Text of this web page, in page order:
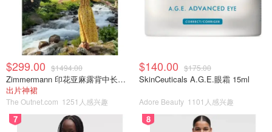
$299.00 $1494.00
Zimmermann 印花亚麻露背中长连衣裙
出片神裙
The Outnet.com 1251人感兴趣
$140.00 $175.00
SkinCeuticals A.G.E.眼霜 15ml
Adore Beauty 1101人感兴趣
7 8